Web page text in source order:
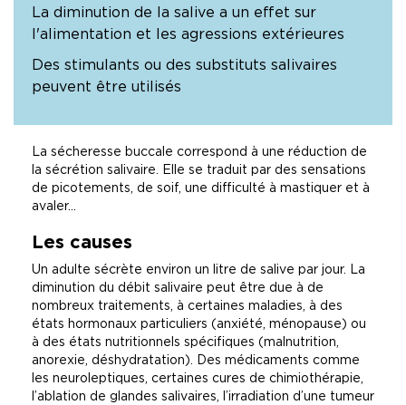
La diminution de la salive a un effet sur
l'alimentation et les agressions extérieures
Des stimulants ou des substituts salivaires
peuvent être utilisés
La sécheresse buccale correspond à une réduction de
la sécrétion salivaire. Elle se traduit par des sensations
de picotements, de soif, une difficulté à mastiquer et à
avaler...
Les causes
Un adulte sécrète environ un litre de salive par jour. La
diminution du débit salivaire peut être due à de
nombreux traitements, à certaines maladies, à des
états hormonaux particuliers (anxiété, ménopause) ou
à des états nutritionnels spécifiques (malnutrition,
anorexie, déshydratation). Des médicaments comme
les neuroleptiques, certaines cures de chimiothérapie,
l’ablation de glandes salivaires, l’irradiation d’une tumeur